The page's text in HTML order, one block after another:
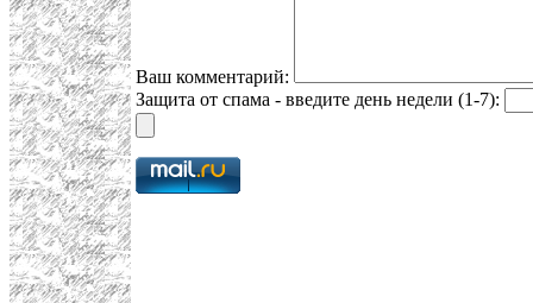
Ваш комментарий:
Защита от спама - введите день недели (1-7):